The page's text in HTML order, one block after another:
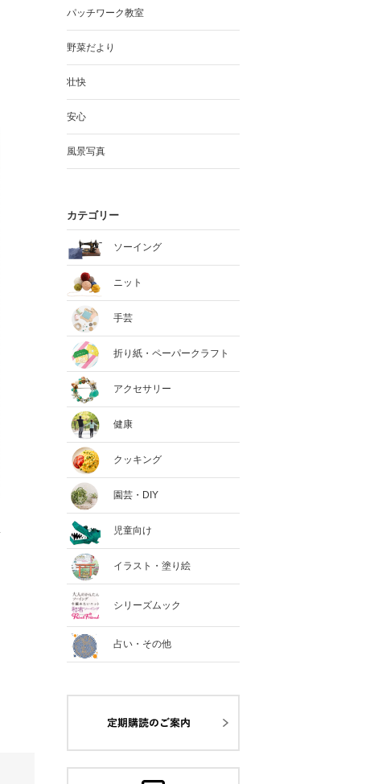
パッチワーク教室
野菜だより
壮快
安心
風景写真
カテゴリー
ソーイング
ニット
手芸
折り紙・ペーパークラフト
アクセサリー
健康
クッキング
園芸・DIY
児童向け
イラスト・塗り絵
シリーズムック
占い・その他